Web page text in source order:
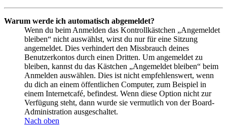
Warum werde ich automatisch abgemeldet?
Wenn du beim Anmelden das Kontrollkästchen „Angemeldet
bleiben“ nicht auswählst, wirst du nur für eine Sitzung
angemeldet. Dies verhindert den Missbrauch deines
Benutzerkontos durch einen Dritten. Um angemeldet zu
bleiben, kannst du das Kästchen „Angemeldet bleiben“ beim
Anmelden auswählen. Dies ist nicht empfehlenswert, wenn
du dich an einem öffentlichen Computer, zum Beispiel in
einem Internetcafé, befindest. Wenn diese Option nicht zur
Verfügung steht, dann wurde sie vermutlich von der Board-
Administration ausgeschaltet.
Nach oben